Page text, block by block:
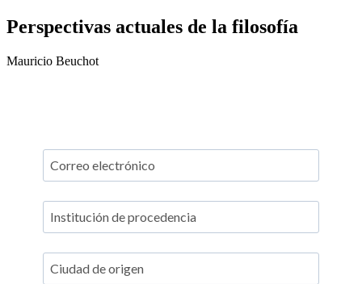
Perspectivas actuales de la filosofía
Mauricio Beuchot